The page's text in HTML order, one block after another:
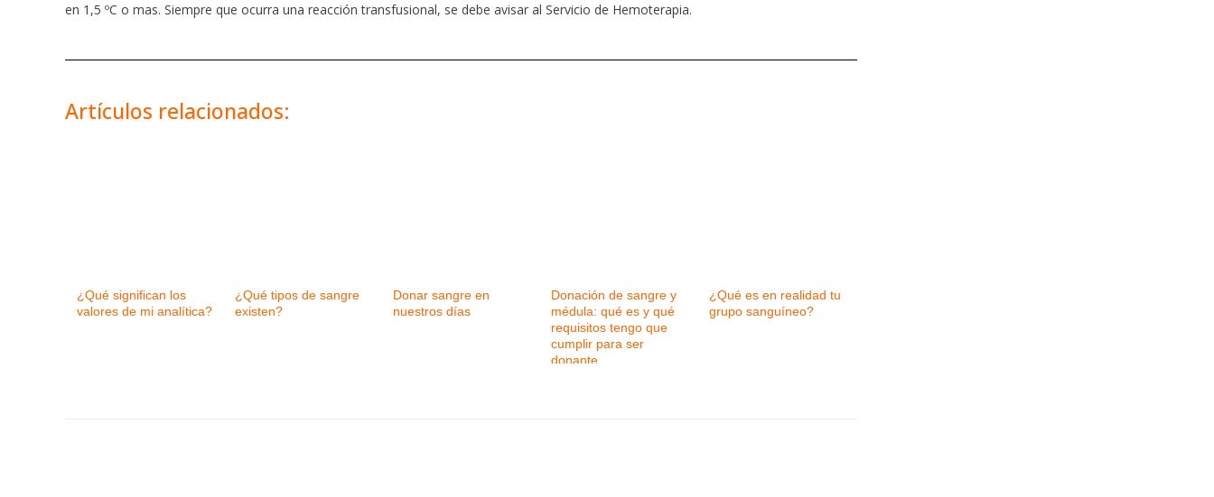
en 1,5 ºC o mas. Siempre que ocurra una reacción transfusional, se debe avisar al Servicio de Hemoterapia.
Artículos relacionados:
¿Qué significan los
valores de mi analítica?
¿Qué tipos de sangre
existen?
Donar sangre en
nuestros días
Donación de sangre y
médula: qué es y qué
requisitos tengo que
cumplir para ser
donante
¿Qué es en realidad tu
grupo sanguíneo?